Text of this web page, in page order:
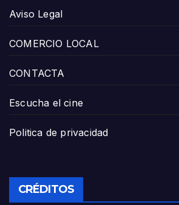
Aviso Legal
COMERCIO LOCAL
CONTACTA
Escucha el cine
Politica de privacidad
CRÉDITOS